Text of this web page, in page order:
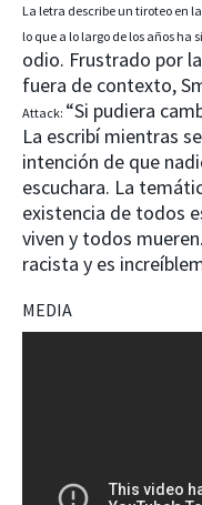
La letra describe un tiroteo en
lo que a lo largo de los años
odio. Frustrado por
fuera de contexto,
Attack: “Si pudiera
La escribí mientras
intención de que
escuchara. La
existencia de todos
viven y todos
racista y es
MEDIA